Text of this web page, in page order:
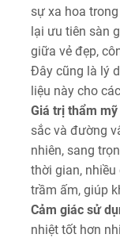
sự xa hoa
lại ưu tiên sàn
giữa vẻ đẹp,
Đây cũng là lý
liệu này cho
Giá trị thẩm
sắc và đường
nhiên, sang
thời gian,
trầm ấm, giúp
Cảm giác sử
nhiệt tốt hơn